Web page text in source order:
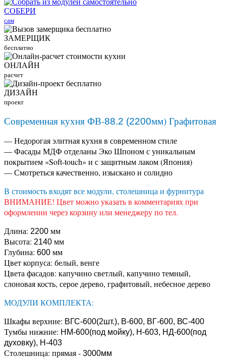
СОБЕРИ
сам
ЗАМЕРЩИК
бесплатно
ОНЛАЙН
расчет
ДИЗАЙН
проект
Современная кухня ФВ-88.2 (2200мм) Графитовая
— Недорогая элитная кухня в современном стиле
— Фасады МДФ отделаны Эко Шпоном с уникальным
покрытием «Soft-touch» и с защитным лаком (Япония)
— Смотреться качественно, изыскано и солидно
В стоимость входят все модули, столешница и фурнитура
ВНИМАНИЕ! Цвет можно указать в комментариях при
оформлении через корзину или менеджеру по тел.
Длина: 2200 мм
Высота: 2140 мм
Глубина: 600 мм
Цвет корпуса: белый, венге
Цвета фасадов: капучино светлый, капучино темный,
слоновая кость, серое дерево, графитовый, небесное дерево
МОДУЛИ КОМПЛЕКТА:
Шкафы верхние: ВГС-600(2шт.), В-600, ВГ-600, ВС-400
Тумбы нижние: НМ-600(под мойку), Н-603, НД-600(под
духовку), Н-403
Столешница: прямая - 3000мм